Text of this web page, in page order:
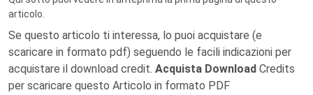
articolo.
Se questo articolo ti interessa, lo puoi acquistare (e
scaricare in formato pdf) seguendo le facili indicazioni per
acquistare il download credit. Acquista Download Credits
per scaricare questo Articolo in formato PDF